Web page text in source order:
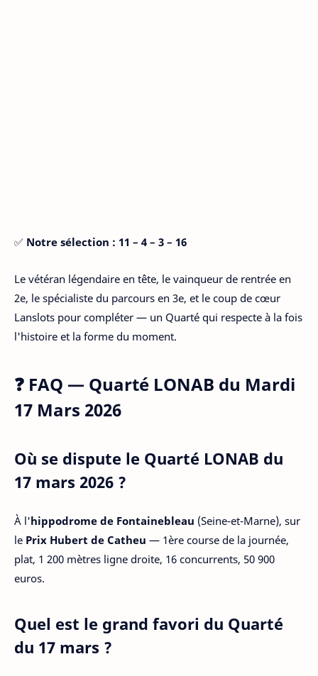
✅ Notre sélection : 11 – 4 – 3 – 16
Le vétéran légendaire en tête, le vainqueur de rentrée en
2e, le spécialiste du parcours en 3e, et le coup de cœur
Lanslots pour compléter — un Quarté qui respecte à la fois
l'histoire et la forme du moment.
❓ FAQ — Quarté LONAB du Mardi
17 Mars 2026
Où se dispute le Quarté LONAB du
17 mars 2026 ?
À l'hippodrome de Fontainebleau (Seine-et-Marne), sur
le Prix Hubert de Catheu — 1ère course de la journée,
plat, 1 200 mètres ligne droite, 16 concurrents, 50 900
euros.
Quel est le grand favori du Quarté
du 17 mars ?